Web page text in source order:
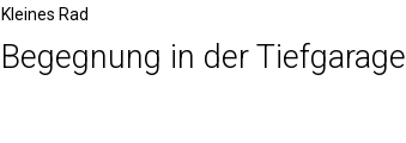
Nächster
Beitrag
Kleines Rad
Begegnung in der Tiefgarage